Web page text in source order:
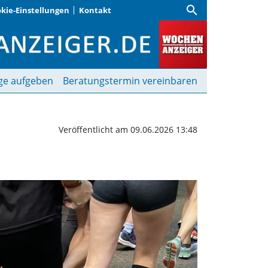
Einstellungen Kontakt search
am 14. Juni |
aufgeben Beratungstermin vereinbaren
Veröffentlicht am 09.06.2026 13:48